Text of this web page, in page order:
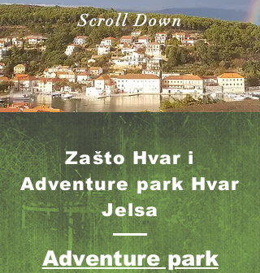
Scroll Down
Zašto Hvar i
Adventure park Hvar
Jelsa
Adventure park